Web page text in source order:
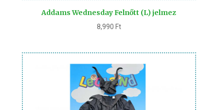
Addams Wednesday Felnőtt (L) jelmez
8,990 Ft